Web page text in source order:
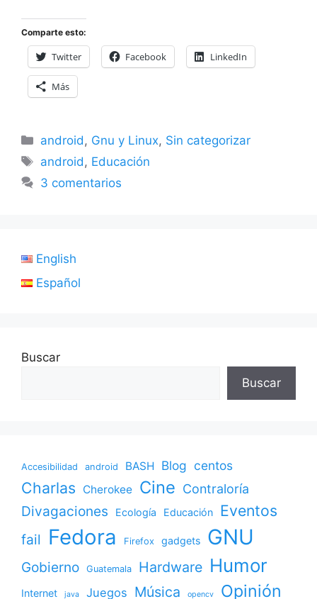
Comparte esto:
Twitter Facebook LinkedIn
Más
Categorías
android, Gnu y Linux, Sin categorizar
Etiquetas
android, Educación
3 comentarios
English
Español
Buscar
Buscar
Accesibilidad android BASH Blog centos
Charlas Cherokee Cine Contraloría
Divagaciones Ecología Educación Eventos
fail Fedora Firefox gadgets GNU
Gobierno Guatemala Hardware Humor
Internet java Juegos Música opencv Opinión